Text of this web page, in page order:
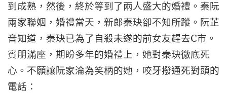
到成熟，然後，終於等到了兩人盛大的婚禮。秦阮
兩家聯姻，婚禮當天，新郎秦玦卻不知所蹤。阮芷
音知道，秦玦已為了自殺未遂的前女友趕去C市。
賓朋滿座，期盼多年的婚禮上，她對秦玦徹底死
心。不願讓阮家淪為笑柄的她，咬牙撥通死對頭的
電話：